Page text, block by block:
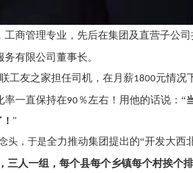
商管理专业，先后在集团及直营子公司
有限公司董事长。
工友之家担任司机，在月薪1800元情况
率一直保持在90 ％左右！用他的话说：“
”
头，于是全力推动集团提出的“开发大西
三人一组，每个县每个乡镇每个村挨个